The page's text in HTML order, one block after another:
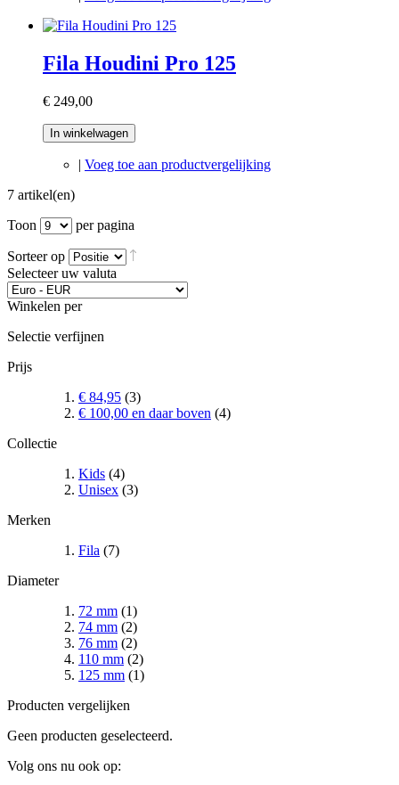
Fila Houdini Pro 125
€ 249,00
In winkelwagen
| Voeg toe aan productvergelijking
7 artikel(en)
Toon
per pagina
Sorteer op
Selecteer uw valuta
Winkelen per
Selectie verfijnen
Prijs
€ 84,95 (3)
€ 100,00 en daar boven (4)
Collectie
Kids (4)
Unisex (3)
Merken
Fila (7)
Diameter
72 mm (1)
74 mm (2)
76 mm (2)
110 mm (2)
125 mm (1)
Producten vergelijken
Geen producten geselecteerd.
Volg ons nu ook op: